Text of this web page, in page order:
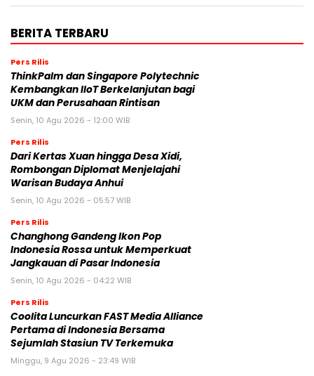
BERITA TERBARU
Pers Rilis
ThinkPalm dan Singapore Polytechnic
Kembangkan IIoT Berkelanjutan bagi
UKM dan Perusahaan Rintisan
Senin, 10 Agu 2026 - 12:00 WIB
Pers Rilis
Dari Kertas Xuan hingga Desa Xidi,
Rombongan Diplomat Menjelajahi
Warisan Budaya Anhui
Senin, 10 Agu 2026 - 05:57 WIB
Pers Rilis
Changhong Gandeng Ikon Pop
Indonesia Rossa untuk Memperkuat
Jangkauan di Pasar Indonesia
Senin, 10 Agu 2026 - 04:22 WIB
Pers Rilis
Coolita Luncurkan FAST Media Alliance
Pertama di Indonesia Bersama
Sejumlah Stasiun TV Terkemuka
Minggu, 9 Agu 2026 - 23:49 WIB